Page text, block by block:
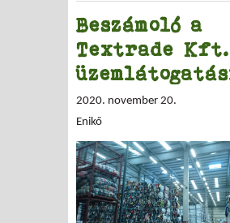
Beszámoló a
Textrade Kft.
2020. november 20.
Enikő